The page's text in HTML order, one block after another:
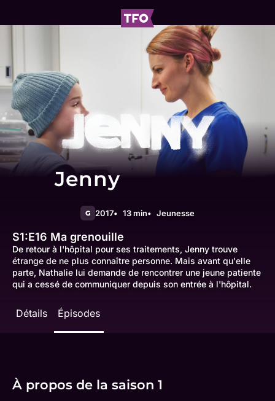
Jenny
G 2017 13 min Jeunesse
S1:E16 Ma grenouille
De retour à l'hôpital pour ses traitements, Jenny trouve
étrange de ne plus connaître personne. Mais avant qu'elle
parte, Nathalie lui demande de rencontrer une jeune patiente
qui a cessé de communiquer depuis son entrée à l'hôpital.
Détails Épisodes
À propos de la saison 1